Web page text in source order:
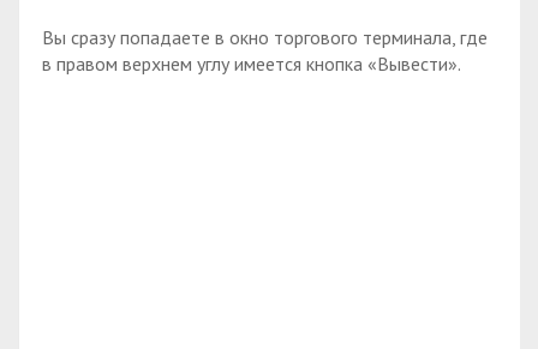
Вы сразу попадаете в окно торгового терминала, где
в правом верхнем углу имеется кнопка «Вывести».